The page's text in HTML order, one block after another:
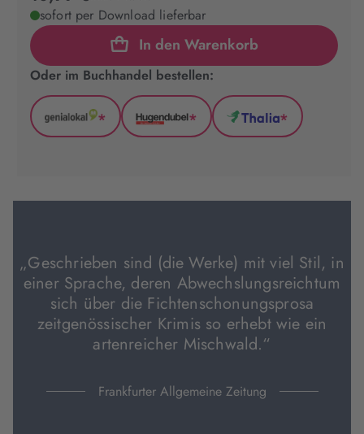
sofort per Download lieferbar
In den Warenkorb
Oder im Buchhandel bestellen:
GenialLokal
Tab
*
Hugendubel
Tab
*
Thalia
Tab
*
„Geschrieben sind (die Werke) mit viel Stil, in
einer Sprache, deren Abwechslungsreichtum
sich über die Fichtenschonungsprosa
zeitgenössischer Krimis so erhebt wie ein
artenreicher Mischwald.“
Frankfurter Allgemeine Zeitung